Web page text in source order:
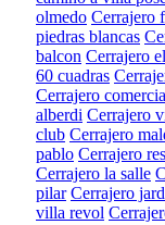
olmedo Cerrajero
piedras blancas
balcon Cerrajero
60 cuadras
Cerrajero
alberdi Cerrajero
club Cerrajero
pablo Cerrajero
Cerrajero la salle
pilar Cerrajero
villa revol